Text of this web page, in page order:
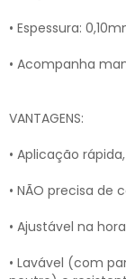
• Espessura:
• Acompanha
VANTAGENS:
• Aplicação
• NÃO precisa de
• Ajustável na
• Lavável (com